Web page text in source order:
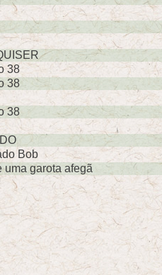
38
38
38
Bob
uma garota afegã